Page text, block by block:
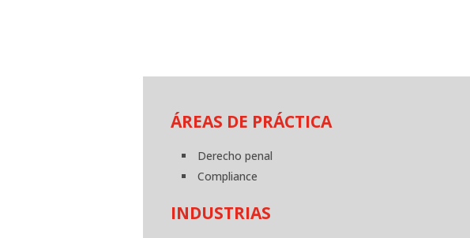
ÁREAS DE PRÁCTICA
Derecho penal
Compliance
INDUSTRIAS